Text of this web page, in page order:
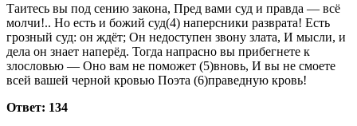
Таитесь вы под сению закона, Пред вами суд и правда — всё
молчи!.. Но есть и божий суд(4) наперсники разврата! Есть
грозный суд: он ждёт; Он недоступен звону злата, И мысли, и
дела он знает наперёд. Тогда напрасно вы прибегнете к
злословью — Оно вам не поможет (5)вновь, И вы не смоете
всей вашей черной кровью Поэта (6)праведную кровь!
Ответ: 134